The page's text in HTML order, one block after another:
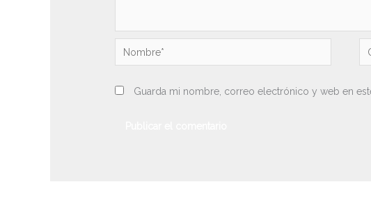
Nombre*
Guarda mi nombre, correo electrónico y web en